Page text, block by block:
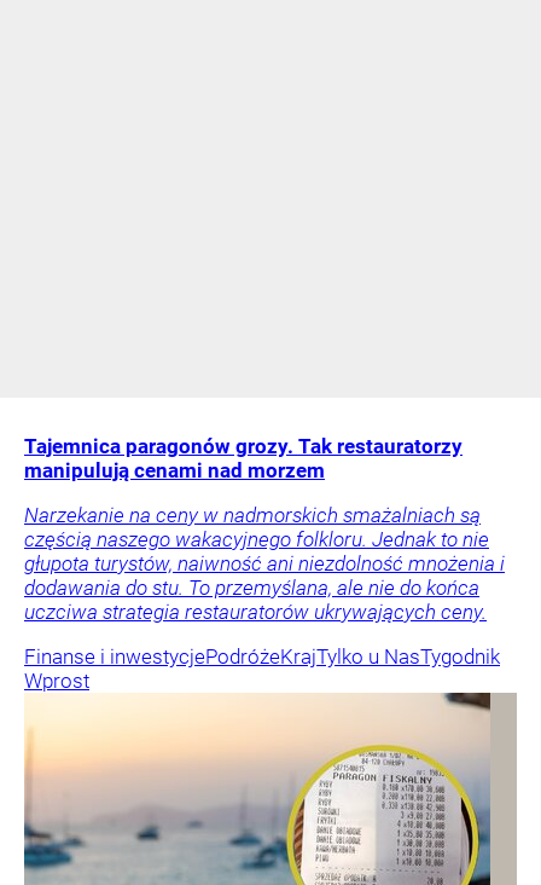
Tajemnica paragonów grozy. Tak restauratorzy
manipulują cenami nad morzem
Narzekanie na ceny w nadmorskich smażalniach są
częścią naszego wakacyjnego folkloru. Jednak to nie
głupota turystów, naiwność ani niezdolność mnożenia i
dodawania do stu. To przemyślana, ale nie do końca
uczciwa strategia restauratorów ukrywających ceny.
Finanse i inwestycjePodróżeKrajTylko u NasTygodnik
Wprost